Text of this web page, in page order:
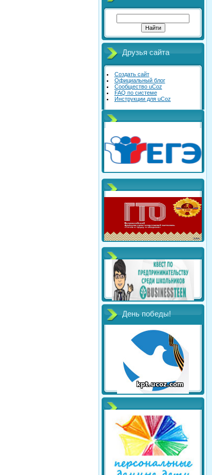
Друзья сайта
Создать сайт
Официальный блог
Сообщество uCoz
FAQ по системе
Инструкции для uCoz
День победы!